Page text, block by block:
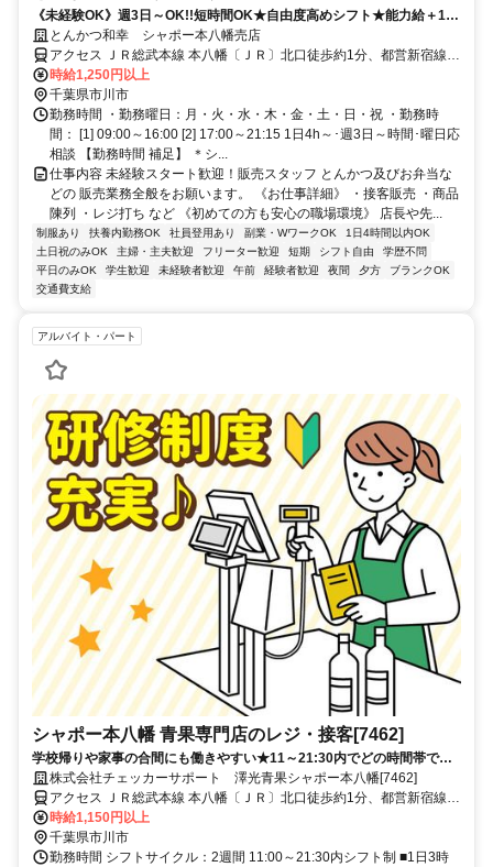
《未経験OK》週3日～OK!!短時間OK★自由度高めシフト★能力給＋180
円迄★面接時､履歴書不要
とんかつ和幸 シャポー本八幡売店
アクセス ＪＲ総武本線 本八幡〔ＪＲ〕北口徒歩約1分、都営新宿線
本八幡〔新宿線〕A2口徒歩約2分、京成本線 京成八幡出口3徒歩約5
分
時給1,250円以上
千葉県市川市
勤務時間 ・勤務曜日：月・火・水・木・金・土・日・祝 ・勤務時
間： [1] 09:00～16:00 [2] 17:00～21:15 1日4h～･週3日～時間･曜日応
相談 【勤務時間 補足】 ＊シ...
仕事内容 未経験スタート歓迎！販売スタッフ とんかつ及びお弁当な
どの 販売業務全般をお願います。 《お仕事詳細》 ・接客販売 ・商品
陳列 ・レジ打ち など 《初めての方も安心の職場環境》 店長や先...
制服あり 扶養内勤務OK 社員登用あり 副業・WワークOK
1日4時間以内OK
土日祝のみOK
主婦・主夫歓迎 フリーター歓迎 短期 シフト自由
学歴不問
平日のみOK
学生歓迎 未経験者歓迎 午前 経験者歓迎 夜間 夕方
ブランクOK
交通費支給
アルバイト・パート
シャポー本八幡 青果専門店のレジ・接客[7462]
学校帰りや家事の合間にも働きやすい★11～21:30内でどの時間帯でも
大歓迎！1日3h～短時間勤務もOK！駅直結で通勤ラクラク♪
株式会社チェッカーサポート 澤光青果シャポー本八幡[7462]
アクセス ＪＲ総武本線 本八幡〔ＪＲ〕北口徒歩約1分、都営新宿線
本八幡〔新宿線〕A2口徒歩約1分、京成本線 京成八幡出口3徒歩約6
分
時給1,150円以上
千葉県市川市
勤務時間 シフトサイクル：2週間 11:00～21:30内シフト制 ■1日3時